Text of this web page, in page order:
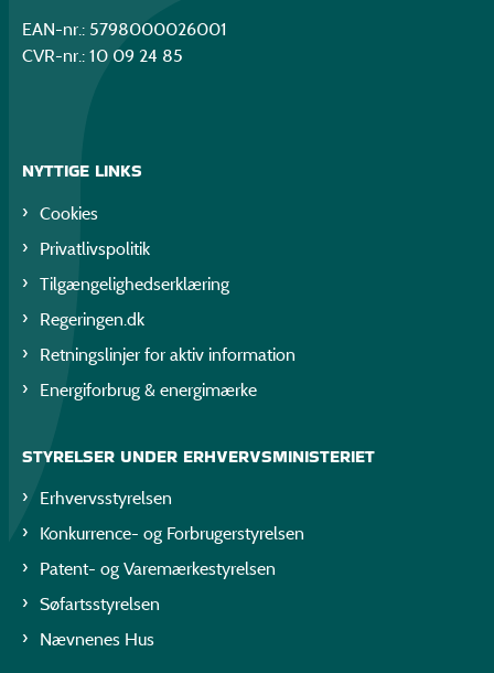
EAN-nr.: 5798000026001
CVR-nr.: 10 09 24 85
NYTTIGE LINKS
Cookies
Privatlivspolitik
Tilgængelighedserklæring
Regeringen.dk
Retningslinjer for aktiv information
Energiforbrug & energimærke
STYRELSER UNDER ERHVERVSMINISTERIET
Erhvervsstyrelsen
Konkurrence- og Forbrugerstyrelsen
Patent- og Varemærkestyrelsen
Søfartsstyrelsen
Nævnenes Hus